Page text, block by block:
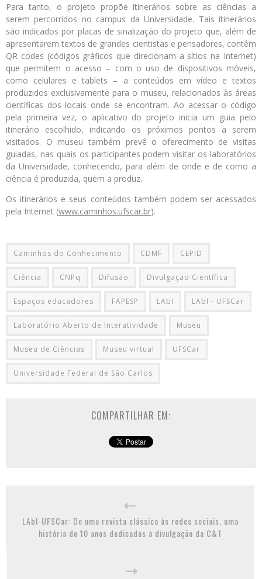
Para tanto, o projeto propõe itinerários sobre as ciências a
serem percorridos no campus da Universidade. Tais itinerários
são indicados por placas de sinalização do projeto que, além de
apresentarem textos de grandes cientistas e pensadores, contêm
QR codes (códigos gráficos que direcionam a sítios na Internet)
que permitem o acesso – com o uso de dispositivos móveis,
como celulares e tablets – a conteúdos em vídeo e textos
produzidos exclusivamente para o museu, relacionados às áreas
científicas dos locais onde se encontram. Ao acessar o código
pela primeira vez, o aplicativo do projeto inicia um guia pelo
itinerário escolhido, indicando os próximos pontos a serem
visitados. O museu também prevê o oferecimento de visitas
guiadas, nas quais os participantes podem visitar os laboratórios
da Universidade, conhecendo, para além de onde e de como a
ciência é produzida, quem a produz.
Os itinerários e seus conteúdos também podem ser acessados
pela Internet (www.caminhos.ufscar.br).
Caminhos do Conhecimento CDMF CEPID
Ciência CNPq Difusão Divulgação Científica
Espaços educadores FAPESP LAbI LAbI - UFSCar
Laboratório Aberto de Interatividade Museu
Museu de Ciências Museu virtual UFSCar
Universidade Federal de Sâo Carlos
COMPARTILHAR EM:
LAbI-UFSCar: De uma revista clássica às redes sociais, uma
história de 10 anos dedicados à divulgação da C&T